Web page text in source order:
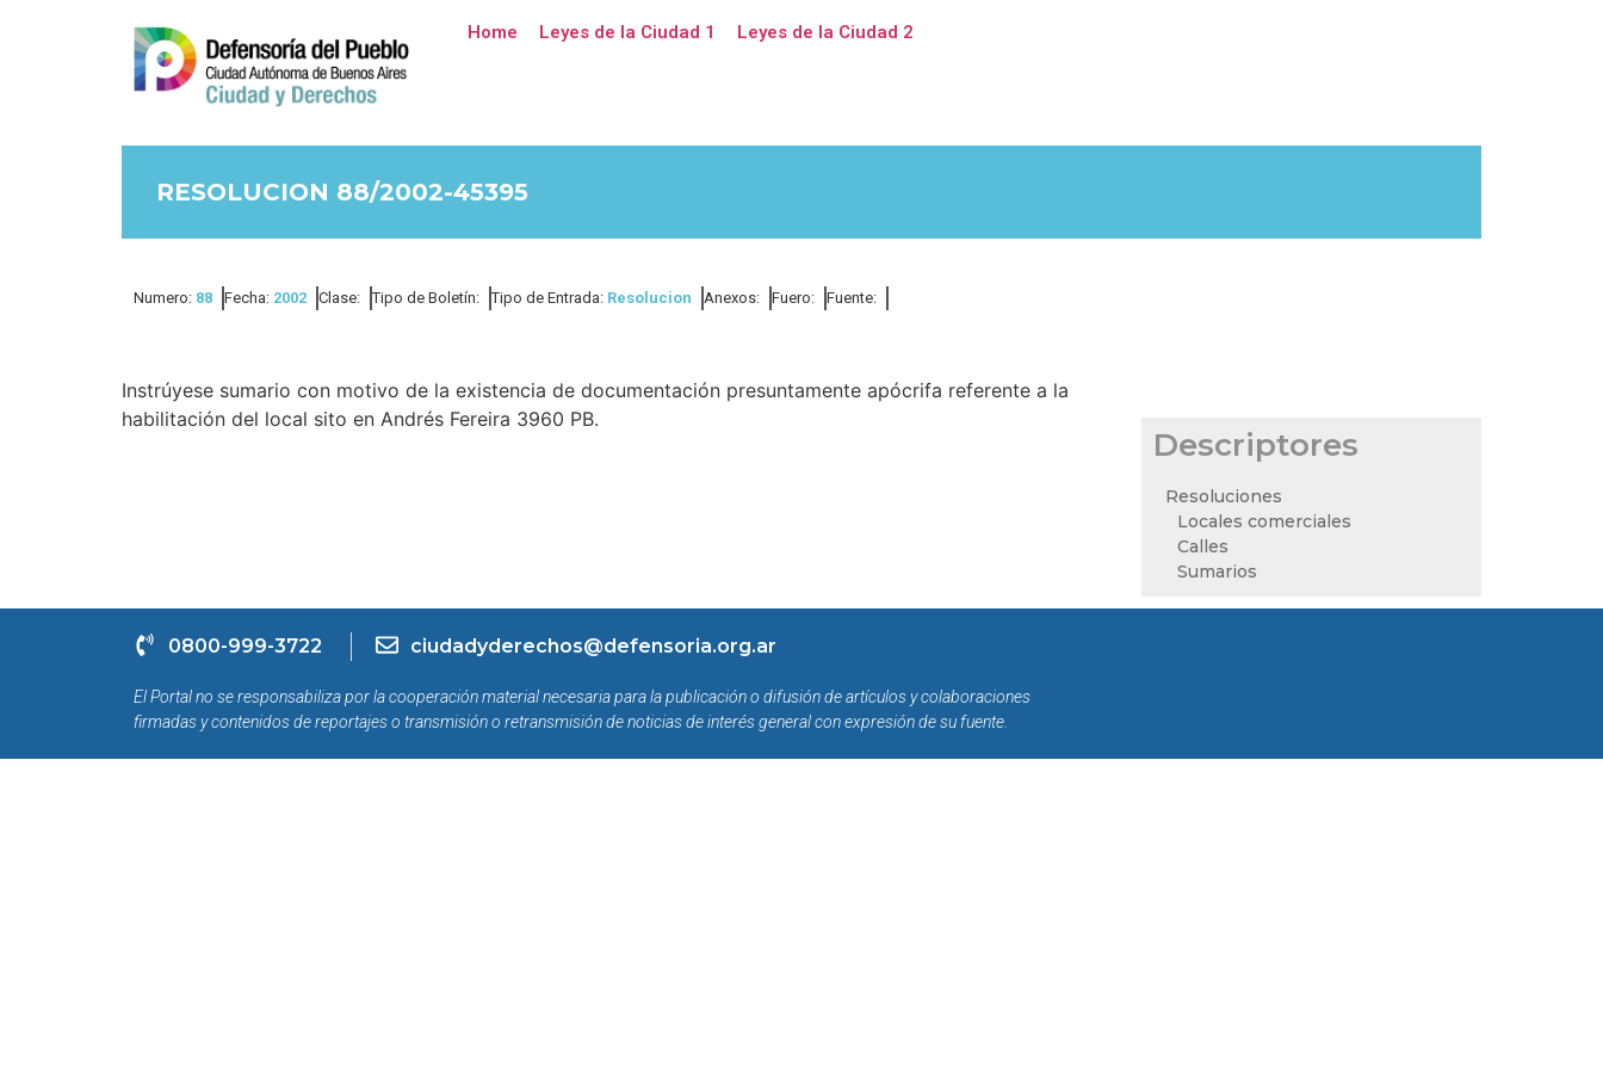
Home Leyes de la Ciudad 1 Leyes de la Ciudad 2
RESOLUCION 88/2002-45395
Numero: 88 Fecha: 2002 Clase: Tipo de Boletín: Tipo de Entrada: Resolucion Anexos: Fuero: Fuente:
Instrúyese sumario con motivo de la existencia de documentación presuntamente apócrifa referente a la
habilitación del local sito en Andrés Fereira 3960 PB.
Descriptores
Resoluciones
Locales comerciales
Calles
Sumarios
0800-999-3722 ciudadyderechos@defensoria.org.ar
El Portal no se responsabiliza por la cooperación material necesaria para la publicación o difusión de artículos y colaboraciones
firmadas y contenidos de reportajes o transmisión o retransmisión de noticias de interés general con expresión de su fuente.